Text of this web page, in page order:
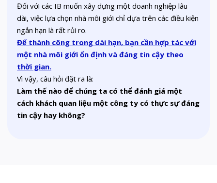
Đối với các IB muốn xây dựng một doanh nghiệp lâu
dài, việc lựa chọn nhà môi giới chỉ dựa trên các điều kiện
ngắn hạn là rất rủi ro.
Để thành công trong dài hạn, bạn cần hợp tác với
một nhà môi giới ổn định và đáng tin cậy theo
thời gian.
Vì vậy, câu hỏi đặt ra là:
Làm thế nào để chúng ta có thể đánh giá một
cách khách quan liệu một công ty có thực sự đáng
tin cậy hay không?